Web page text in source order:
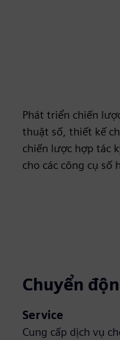
Phát triển chiến
thuật số, thiết kế
chiến lược hợp tác
cho các công cụ
Chuyển
Service
Cung cấp dịch vụ